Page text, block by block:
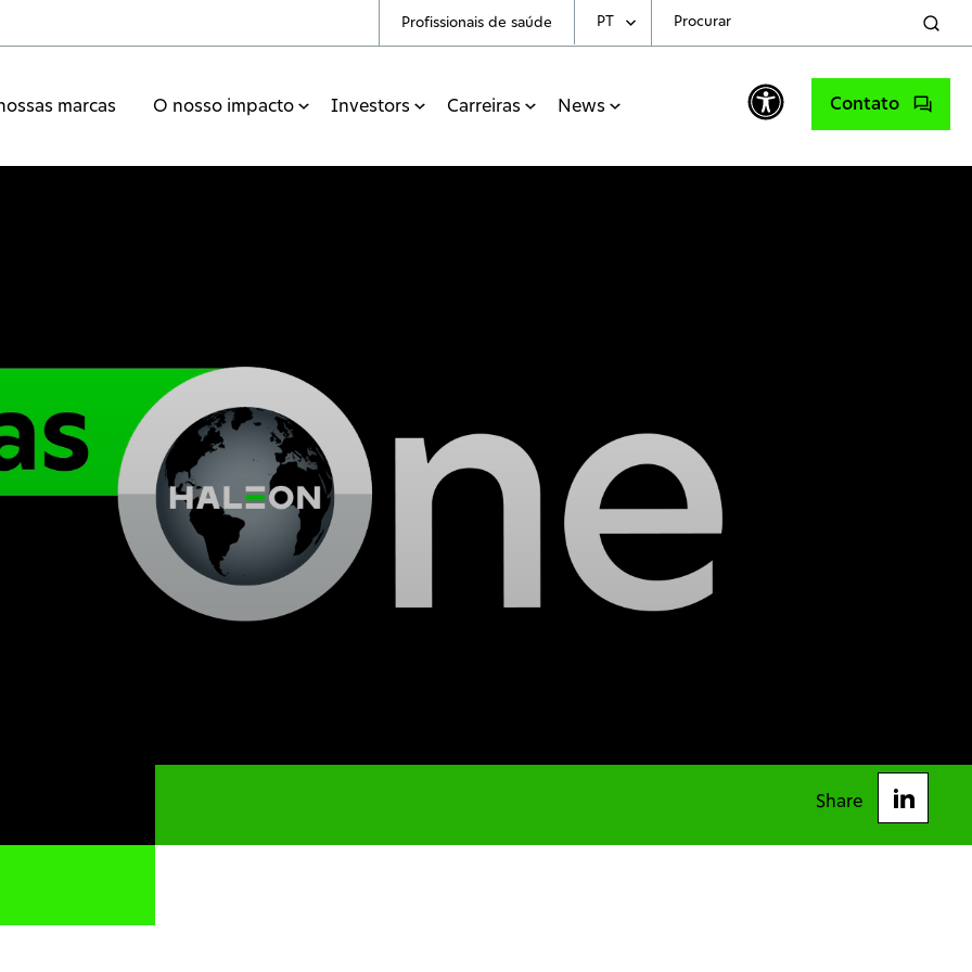
Profissionais de saúde PT
Choose Your Language
Contato
marcas O nosso impacto Investors Carreiras News
Share